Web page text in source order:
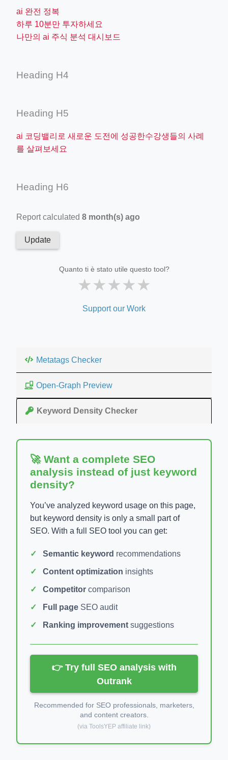
ai 완전 정복
하루 10분만 투자하세요
나만의 ai 주식 분석 대시보드
Heading H4
Heading H5
ai 코딩밸리로 새로운 도전에 성공한수강생들의 사례
를 살펴보세요
Heading H6
Report calculated 8 month(s) ago
Update
Quanto ti è stato utile questo tool?
★★★★★
Support our Work
Metatags Checker
Open-Graph Preview
Keyword Density Checker
🚀 Want a complete SEO
analysis instead of just keyword
density?
You’ve analyzed keyword usage on this page,
but keyword density is only a small part of
SEO. With a full SEO tool you can get:
Semantic keyword recommendations
Content optimization insights
Competitor comparison
Full page SEO audit
Ranking improvement suggestions
👉 Try full SEO analysis with
Outrank
Recommended for SEO professionals, marketers,
and content creators.
(via ToolsYEP affiliate link)